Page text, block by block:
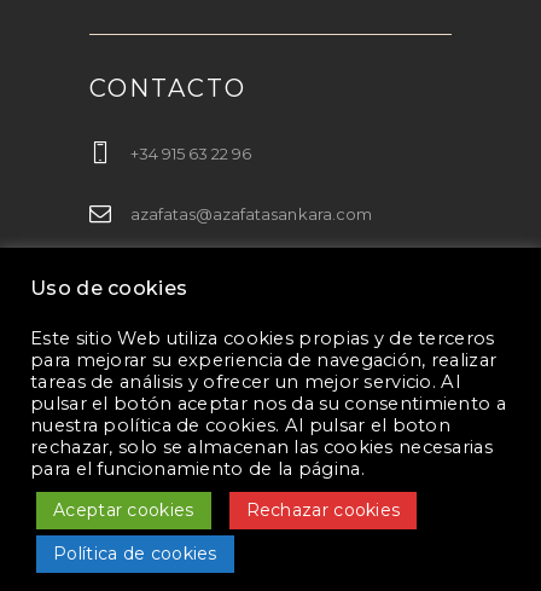
CONTACTO
+34 915 63 22 96
azafatas@azafatasankara.com
Términos Legales|Política de Cookies
Protección de Datos|Política de Privacidad
| Ankara Services © 2018
Uso de cookies
Este sitio Web utiliza cookies propias y de terceros
para mejorar su experiencia de navegación, realizar
tareas de análisis y ofrecer un mejor servicio. Al
pulsar el botón aceptar nos da su consentimiento a
nuestra política de cookies. Al pulsar el boton
rechazar, solo se almacenan las cookies necesarias
para el funcionamiento de la página.
Aceptar cookies
Rechazar cookies
Política de cookies